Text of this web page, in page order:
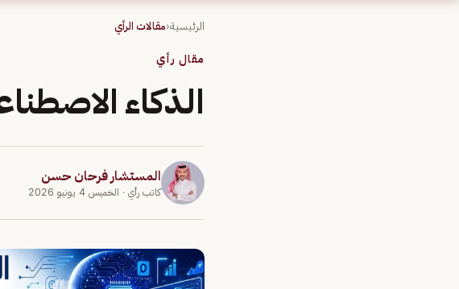
الرئيسية‹مقالات الرأي
مقال رأي
الذكاء
المستشار فرحان حسن
كاتب رأي · الخميس 4 يونيو 2026